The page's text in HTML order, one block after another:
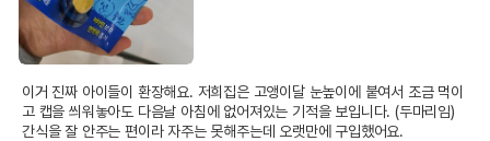
이거 진짜 아이들이 환장해요. 저희집은 고앵이달 눈높이에 붙여서 조금 먹이
고 캡을 씌워놓아도 다음날 아침에 없어져있는 기적을 보입니다. (두마리임)
간식을 잘 안주는 편이라 자주는 못해주는데 오랫만에 구입했어요.